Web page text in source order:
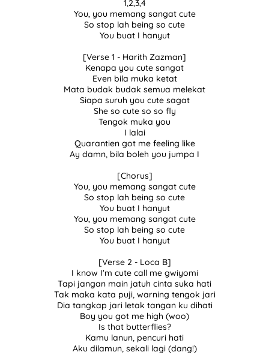
1,2,3,4
You, you memang sangat cute
So stop lah being so cute
You buat I hanyut
[Verse 1 - Harith Zazman]
Kenapa you cute sangat
Even bila muka ketat
Mata budak budak semua melekat
Siapa suruh you cute sagat
She so cute so so fly
Tengok muka you
I lalai
Quarantien got me feeling like
Ay damn, bila boleh you jumpa I
[Chorus]
You, you memang sangat cute
So stop lah being so cute
You buat I hanyut
You, you memang sangat cute
So stop lah being so cute
You buat I hanyut
[Verse 2 - Loca B]
I know I'm cute call me gwiyomi
Tapi jangan main jatuh cinta suka hati
Tak maka kata puji, warning tengok jari
Dia tangkap jari letak tangan ku dihati
Boy you got me high (woo)
Is that butterflies?
Kamu lanun, pencuri hati
Aku dilamun, sekali lagi (dang!)